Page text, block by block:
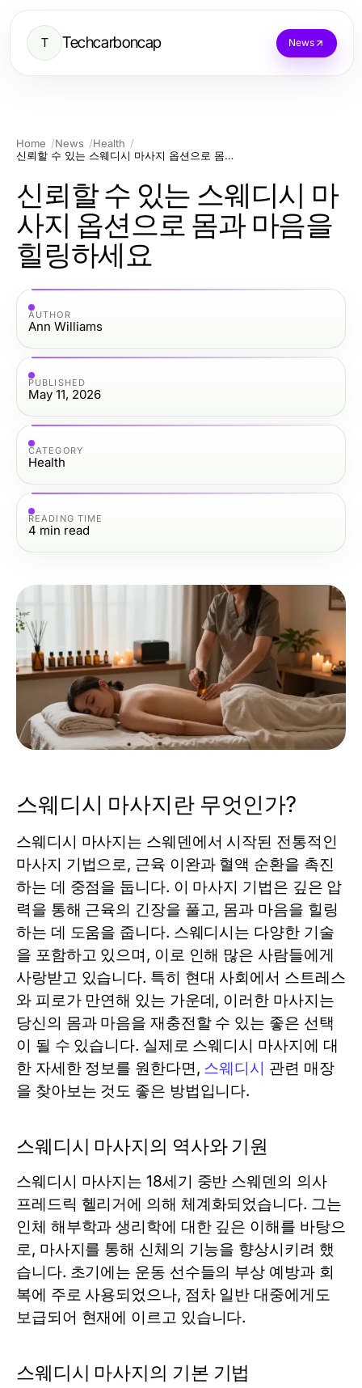
T Techcarboncap News
Home News
Health
신뢰할 수 있는 스웨디시 마사지 옵션으로 몸과 마음을 힐링하세요
신뢰할 수 있는 스웨디시 마
사지 옵션으로 몸과 마음을
힐링하세요
AUTHOR
Ann Williams
PUBLISHED
May 11, 2026
CATEGORY
Health
READING TIME
4 min read
스웨디시 마사지란 무엇인가?
스웨디시 마사지는 스웨덴에서 시작된 전통적인
마사지 기법으로, 근육 이완과 혈액 순환을 촉진
하는 데 중점을 둡니다. 이 마사지 기법은 깊은 압
력을 통해 근육의 긴장을 풀고, 몸과 마음을 힐링
하는 데 도움을 줍니다. 스웨디시는 다양한 기술
을 포함하고 있으며, 이로 인해 많은 사람들에게
사랑받고 있습니다. 특히 현대 사회에서 스트레스
와 피로가 만연해 있는 가운데, 이러한 마사지는
당신의 몸과 마음을 재충전할 수 있는 좋은 선택
이 될 수 있습니다. 실제로 스웨디시 마사지에 대
한 자세한 정보를 원한다면, 스웨디시 관련 매장
을 찾아보는 것도 좋은 방법입니다.
스웨디시 마사지의 역사와 기원
스웨디시 마사지는 18세기 중반 스웨덴의 의사
프레드릭 헬리거에 의해 체계화되었습니다. 그는
인체 해부학과 생리학에 대한 깊은 이해를 바탕으
로, 마사지를 통해 신체의 기능을 향상시키려 했
습니다. 초기에는 운동 선수들의 부상 예방과 회
복에 주로 사용되었으나, 점차 일반 대중에게도
보급되어 현재에 이르고 있습니다.
스웨디시 마사지의 기본 기법